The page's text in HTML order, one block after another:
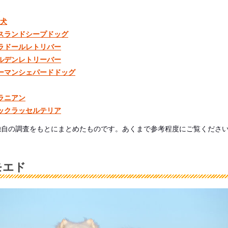
ランドシープドッグ
ドールレトリバー
デンレトリーバー
マンシェパードドッグ
ニアン
クラッセルテリア
の調査をもとにまとめたものです。あくまで参考程度にご覧くださ
ド